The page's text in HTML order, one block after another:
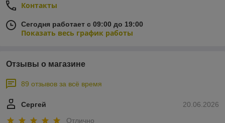
Контакты
Сегодня работает с 09:00 до 19:00
Показать весь график работы
Отзывы о магазине
89 отзывов за всё время
20.06.2026
Сергей
Отлично